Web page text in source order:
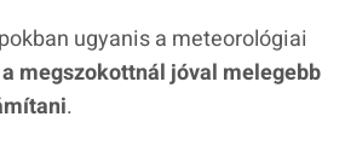
ugyanis a meteorológiai
a megszokottnál jóval melegebb
.